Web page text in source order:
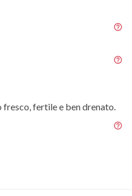
fresco, fertile e ben drenato.